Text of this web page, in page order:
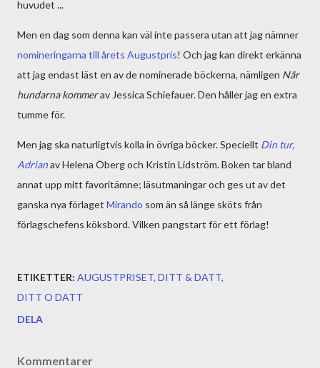
huvudet ...
Men en dag som denna kan väl inte passera utan att jag nämner
nomineringarna till årets Augustpris! Och jag kan direkt erkänna
att jag endast läst en av de nominerade böckerna, nämligen När
hundarna kommerav Jessica Schiefauer. Den håller jag en extra
tumme för.
Men jag ska naturligtvis kolla in övriga böcker. Speciellt Din tur,
Adrianav Helena Öberg och Kristin Lidström. Boken tar bland
annat upp mitt favoritämne; läsutmaningar och ges ut av det
ganska nya förlaget Mirando som än så länge sköts från
förlagschefens köksbord. Vilken pangstart för ett förlag!
ETIKETTER: AUGUSTPRISET DITT & DATT
DITT O DATT
DELA
Kommentarer